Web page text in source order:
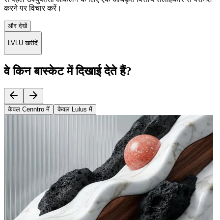
करने पर विचार करें।
और देखें
LVLU खरीदें
वे किन बास्केट में दिखाई देते हैं?
केवल Cenntro में केवल Lulus में